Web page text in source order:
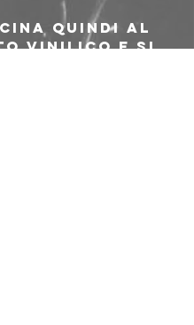
quindi al
vinilico e si